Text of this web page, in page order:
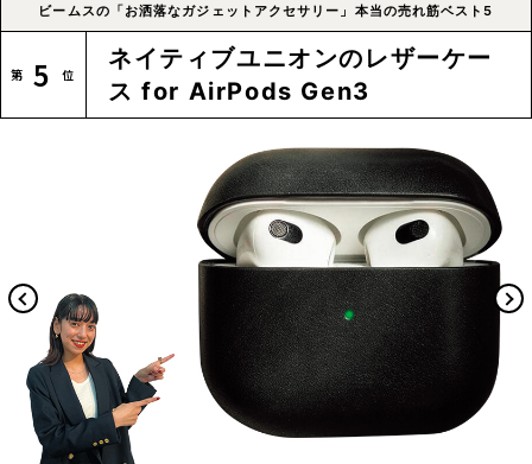
ビームスの「お洒落なガジェットアクセサリー」本当の売れ筋ベスト5
5
ネイティブユニオンのレザーケー
ス for AirPods Gen3